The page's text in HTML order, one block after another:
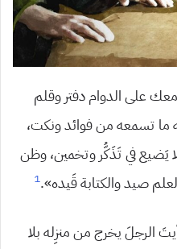
على الدوام دفتر وقلم
ما تسمعه من فوائد ونكت،
يَضيع في تَذَكُّر وتخمين، وظن
صيد والكتابة قَيده».1
الرجلَ يخرج من منزِله بلا